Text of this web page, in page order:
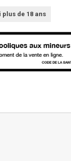
plus de 18 ans